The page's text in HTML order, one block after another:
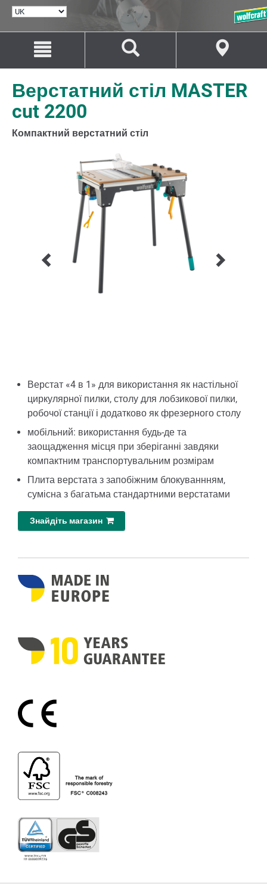
ВИБРАТИ
Перейти
змісту
Перейти
навігації
Верстатний стіл MASTER
cut 2200
Компактний верстатний стіл
Верстат «4 в 1» для використання як настільної
циркулярної пилки, столу для лобзикової пилки,
робочої станції і додатково як фрезерного столу
мобільний: використання будь-де та
заощадження місця при зберіганні завдяки
компактним транспортувальним розмірам
Плита верстата з запобіжним блокуваннням,
сумісна з багатьма стандартними верстатами
Знайдіть магазин